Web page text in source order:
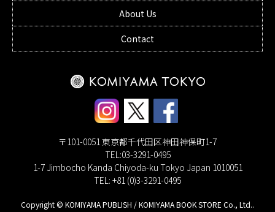
About Us
Contact
〒101-0051 東京都千代田区神田神保町1-7
TEL:03-3291-0495
1-7 Jimbocho Kanda Chiyoda-ku Tokyo Japan 1010051
TEL: +81 (0)3-3291-0495
Copyright © KOMIYAMA PUBLISH / KOMIYAMA BOOK STORE Co., Ltd..